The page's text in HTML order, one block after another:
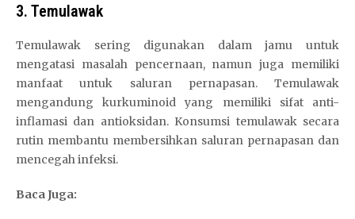
3. Temulawak
Temulawak sering digunakan dalam jamu untuk
mengatasi masalah pencernaan, namun juga memiliki
manfaat untuk saluran pernapasan. Temulawak
mengandung kurkuminoid yang memiliki sifat anti-
inflamasi dan antioksidan. Konsumsi temulawak secara
rutin membantu membersihkan saluran pernapasan dan
mencegah infeksi.
Baca Juga: